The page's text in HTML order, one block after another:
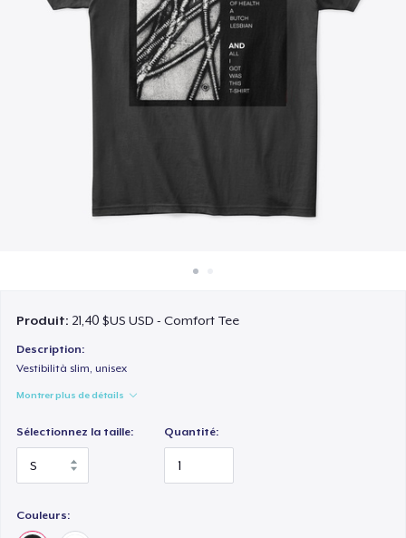
Vendez partout
Vendre n'importe quoi
Produit: 21,40 $US USD - Comfort Tee
Description:
Vestibilità slim, unisex
Montrer plus de détails
Sélectionnez la taille: Quantité:
Couleurs: